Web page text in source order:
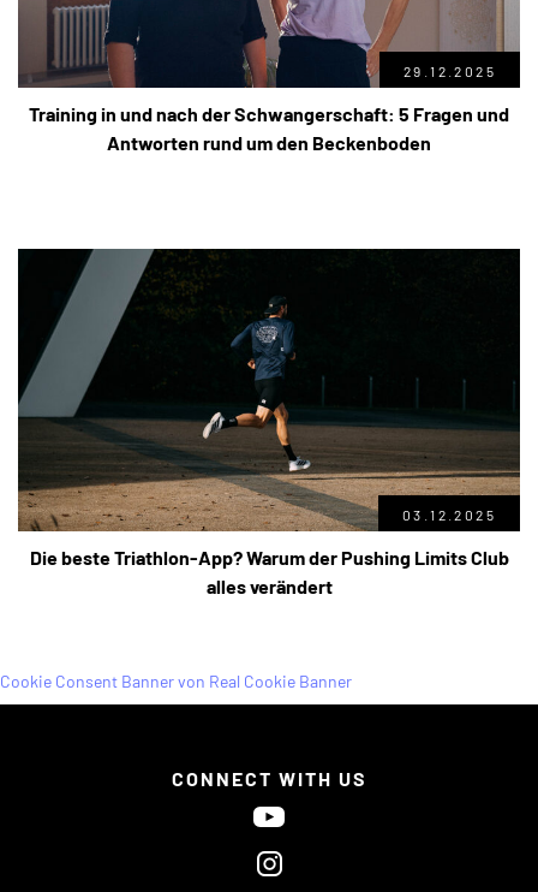
29.12.2025
Training in und nach der Schwangerschaft: 5 Fragen und
Antworten rund um den Beckenboden
03.12.2025
Die beste Triathlon-App? Warum der Pushing Limits Club
alles verändert
CONNECT WITH US
Cookie Consent Banner von Real Cookie Banner